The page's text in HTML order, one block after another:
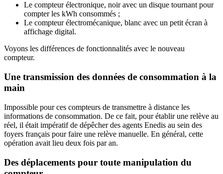
Le compteur électronique, noir avec un disque tournant pour
compter les kWh consommés ;
Le compteur électromécanique, blanc avec un petit écran à
affichage digital.
Voyons les différences de fonctionnalités avec le nouveau
compteur.
Une transmission des données de consommation à la
main
Impossible pour ces compteurs de transmettre à distance les
informations de consommation. De ce fait, pour établir une relève au
réel, il était impératif de dépêcher des agents Enedis au sein des
foyers français pour faire une relève manuelle. En général, cette
opération avait lieu deux fois par an.
Des déplacements pour toute manipulation du